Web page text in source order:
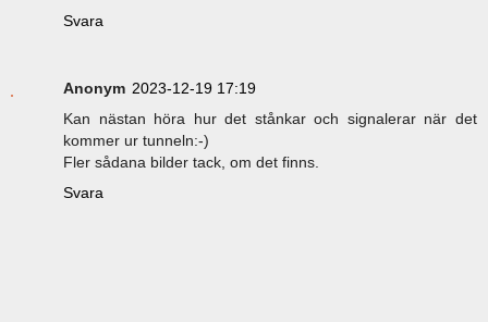
Svara
Anonym 2023-12-19 17:19
Kan nästan höra hur det stånkar och signalerar när det
kommer ur tunneln:-)
Fler sådana bilder tack, om det finns.
Svara